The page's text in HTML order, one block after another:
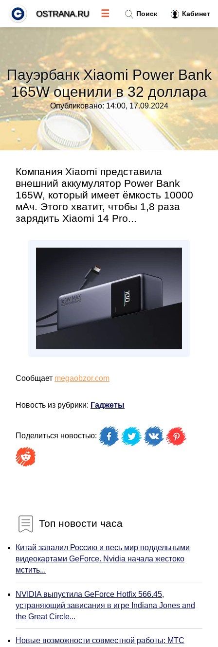
Пауэрбанк Xiaomi Power Bank
165W оценили в 32 доллара
Опубликовано: 14:00, 17.09.2024
Компания Xiaomi представила
внешний аккумулятор Power Bank
165W, который имеет ёмкость 10000
мАч. Этого хватит, чтобы 1,8 раза
зарядить Xiaomi 14 Pro...
Сообщает megaobzor.com
Новость из рубрики: Гаджеты
Поделиться новостью:
Топ новости часа
Китай завалил Россию и весь мир поддельными
видеокартами GeForce. Nvidia начала жестоко
мстить...
NVIDIA выпустила GeForce Hotfix 566.45,
устраняющий зависания в игре Indiana Jones and
the Great Circle...
Новые возможности совместной работы: МТС
Поиск Кабинет
OSTRANA.RU ☰
Тренды новостей»
Рубрики»
Правила»
Контакт»